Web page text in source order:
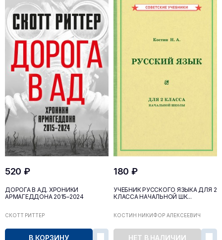
520 ₽
ДОРОГА В АД. ХРОНИКИ
АРМАГЕДДОНА 2015–2024
СКОТТ РИТТЕР
В КОРЗИНУ
180 ₽
УЧЕБНИК РУССКОГО ЯЗЫКА ДЛЯ 2
КЛАССА НАЧАЛЬНОЙ ШК...
КОСТИН НИКИФОР АЛЕКСЕЕВИЧ
НЕТ В НАЛИЧИИ